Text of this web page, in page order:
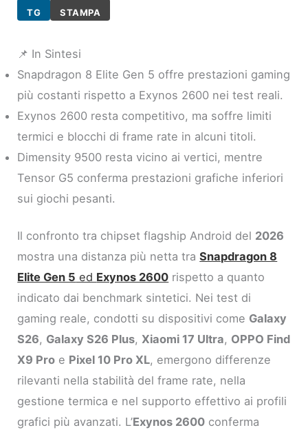
TG STAMPA
📌 In Sintesi
Snapdragon 8 Elite Gen 5 offre prestazioni gaming
più costanti rispetto a Exynos 2600 nei test reali.
Exynos 2600 resta competitivo, ma soffre limiti
termici e blocchi di frame rate in alcuni titoli.
Dimensity 9500 resta vicino ai vertici, mentre
Tensor G5 conferma prestazioni grafiche inferiori
sui giochi pesanti.
Il confronto tra chipset flagship Android del 2026
mostra una distanza più netta traSnapdragon 8
Elite Gen 5 ed Exynos 2600 rispetto a quanto
indicato dai benchmark sintetici. Nei test di
gaming reale, condotti su dispositivi come Galaxy
S26, Galaxy S26 Plus,Xiaomi 17 Ultra, OPPO Find
X9 Pro e Pixel 10 Pro XL, emergono differenze
rilevanti nella stabilità del frame rate, nella
gestione termica e nel supporto effettivo ai profili
grafici più avanzati. L’Exynos 2600 conferma